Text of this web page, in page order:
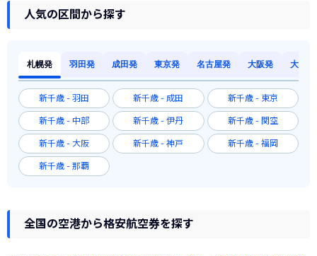
人気の区間から探す
札幌発 羽田発 成田発 東京発 名古屋発 大阪発 大阪発
新千歳 - 羽田 新千歳 - 成田 新千歳 - 東京
新千歳 - 中部 新千歳 - 伊丹 新千歳 - 関空
新千歳 - 大阪 新千歳 - 神戸 新千歳 - 福岡
新千歳 - 那覇
全国の空港から格安航空券を探す